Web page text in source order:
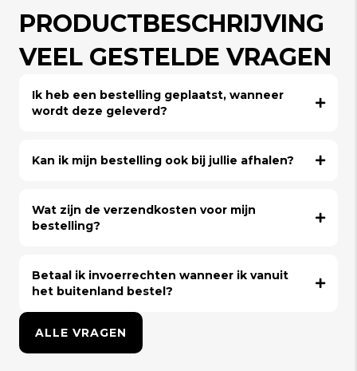
PRODUCTBESCHRIJVING
VEEL GESTELDE VRAGEN
Ik heb een bestelling geplaatst, wanneer
wordt deze geleverd?
Kan ik mijn bestelling ook bij jullie afhalen?
Wat zijn de verzendkosten voor mijn
bestelling?
Betaal ik invoerrechten wanneer ik vanuit
het buitenland bestel?
ALLE VRAGEN